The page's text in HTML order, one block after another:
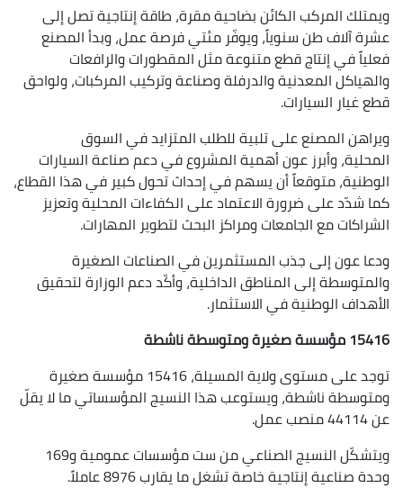
ويمتلك المركب الكائن بضاحية مقرة، طاقة إنتاجية تصل إلى
عشرة آلاف طن سنوياً، ويوفّر مئتي فرصة عمل، وبدأ المصنع
فعلياً في إنتاج قطع متنوعة مثل المقطورات والرافعات
والهياكل المعدنية والدرفلة وصناعة وتركيب المركبات، ولواحق
قطع غيار السيارات.
ويراهن المصنع على تلبية للطلب المتزايد في السوق
المحلية، وأبرز عون أهمية المشروع في دعم صناعة السيارات
الوطنية، متوقعاً أن يسهم في إحداث تحول كبير في هذا القطاع،
كما شدّد على ضرورة الاعتماد على الكفاءات المحلية وتعزيز
الشراكات مع الجامعات ومراكز البحث لتطوير المهارات.
ودعا عون إلى جذب المستثمرين في الصناعات الصغيرة
والمتوسطة إلى المناطق الداخلية، وأكّد دعم الوزارة لتحقيق
الأهداف الوطنية في الاستثمار.
15416 مؤسسة صغيرة ومتوسطة ناشطة
توجد على مستوى ولاية المسيلة، 15416 مؤسسة صغيرة
ومتوسطة ناشطة، ويستوعب هذا النسيج المؤسساتي ما لا يقلّ
عن 44114 منصب عمل.
ويتشكّل النسيج الصناعي من ست مؤسسات عمومية و169
وحدة صناعية إنتاجية خاصة تشغل ما يقارب 8976 عاملاً.